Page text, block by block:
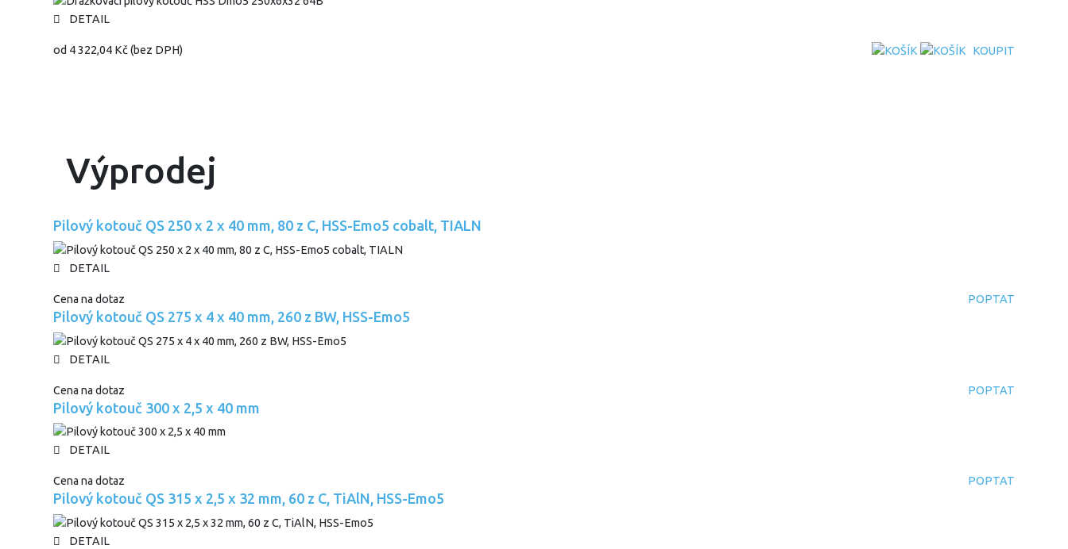
DETAIL
od 4 322,04 Kč(bez DPH) KOUPIT
Výprodej
Pilový kotouč QS 250 x 2 x 40 mm, 80 z C, HSS-Emo5 cobalt, TIALN
DETAIL
Cena na dotaz POPTAT
Pilový kotouč QS 275 x 4 x 40 mm, 260 z BW, HSS-Emo5
DETAIL
Cena na dotaz POPTAT
Pilový kotouč 300 x 2,5 x 40 mm
DETAIL
Cena na dotaz POPTAT
Pilový kotouč QS 315 x 2,5 x 32 mm, 60 z C, TiAlN, HSS-Emo5
DETAIL